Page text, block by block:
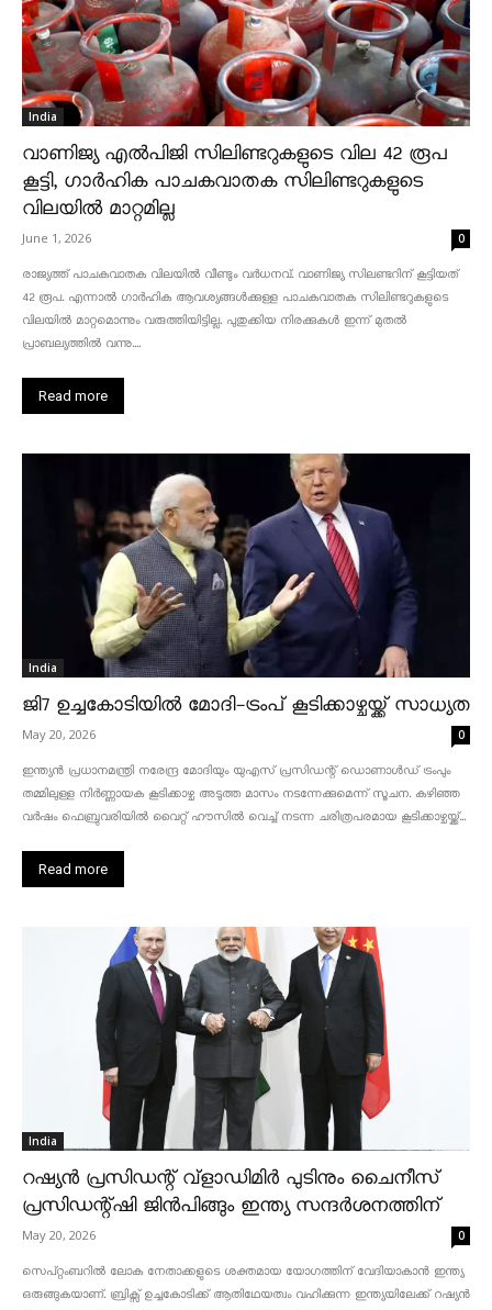
India
വാണിജ്യ എൽപിജി സിലിണ്ടറുകളുടെ വില 42 രൂപ
കൂട്ടി, ഗാർഹിക പാചകവാതക സിലിണ്ടറുകളുടെ
വിലയിൽ മാറ്റമില്ല
June 1, 2026 0
രാജ്യത്ത് പാചകവാതക വിലയിൽ വീണ്ടും വർധനവ്. വാണിജ്യ സിലണ്ടറിന് കൂട്ടിയത്
42 രൂപ. എന്നാൽ ഗാർഹിക ആവശ്യങ്ങൾക്കുള്ള പാചകവാതക സിലിണ്ടറുകളുടെ
വിലയിൽ മാറ്റമൊന്നും വരുത്തിയിട്ടില്ല. പുതുക്കിയ നിരക്കുകൾ ഇന്ന് മുതൽ
പ്രാബല്യത്തിൽ വന്നു....
Read more
India
ജി7 ഉച്ചകോടിയിൽ മോദി-ട്രംപ് കൂടിക്കാഴ്ചയ്ക്ക് സാധ്യത
May 20, 2026 0
ഇന്ത്യൻ പ്രധാനമന്ത്രി നരേന്ദ്ര മോദിയും യുഎസ് പ്രസിഡന്റ് ഡൊണാൾഡ് ട്രംപും
തമ്മിലുള്ള നിർണ്ണായക കൂടിക്കാഴ്ച അടുത്ത മാസം നടന്നേക്കുമെന്ന് സൂചന. കഴിഞ്ഞ
വർഷം ഫെബ്രുവരിയിൽ വൈറ്റ് ഹൗസിൽ വെച്ച് നടന്ന ചരിത്രപരമായ കൂടിക്കാഴ്ചയ്ക്ക്...
Read more
India
റഷ്യൻ പ്രസിഡന്റ് വ്‌ളാഡിമിർ പുടിനും ചൈനീസ്
പ്രസിഡന്റ്ഷി ജിൻപിങ്ങും ഇന്ത്യ സന്ദർശനത്തിന്
May 20, 2026 0
സെപ്റ്റംബറിൽ ലോക നേതാക്കളുടെ ശക്തമായ യോഗത്തിന് വേദിയാകാൻ ഇന്ത്യ
ഒരുങ്ങുകയാണ്. ബ്രിക്സ് ഉച്ചകോടിക്ക് ആതിഥേയത്വം വഹിക്കുന്ന ഇന്ത്യയിലേക്ക് റഷ്യൻ